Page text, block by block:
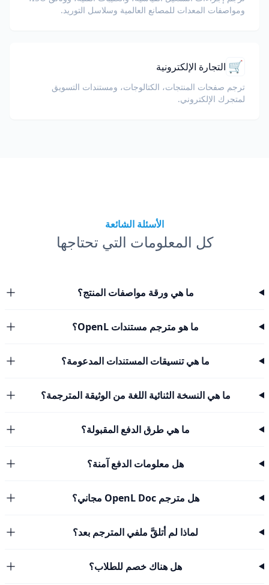
ومواصفات المعدات للمصانع العالمية وسلاسل التوريد.
🛒 التجارة الإلكترونية
ترجم صفحات المنتجات، الكتالوجات، ومستندات التسويق
لمتجرك الإلكتروني.
الأسئلة الشائعة
كل المعلومات التي تحتاجها
ما هي ورقة مواصفات المنتج؟
ما هو مترجم مستندات OpenL؟
ما هي تنسيقات المستندات المدعومة؟
ما هي النسخة الثنائية اللغة من الوثيقة المترجمة؟
ما هي طرق الدفع المقبولة؟
هل معلومات الدفع آمنة؟
هل مترجم OpenL Doc مجاني؟
لماذا لم أتلقَّ ملفي المترجم بعد؟
هل هناك خصم للطلاب؟